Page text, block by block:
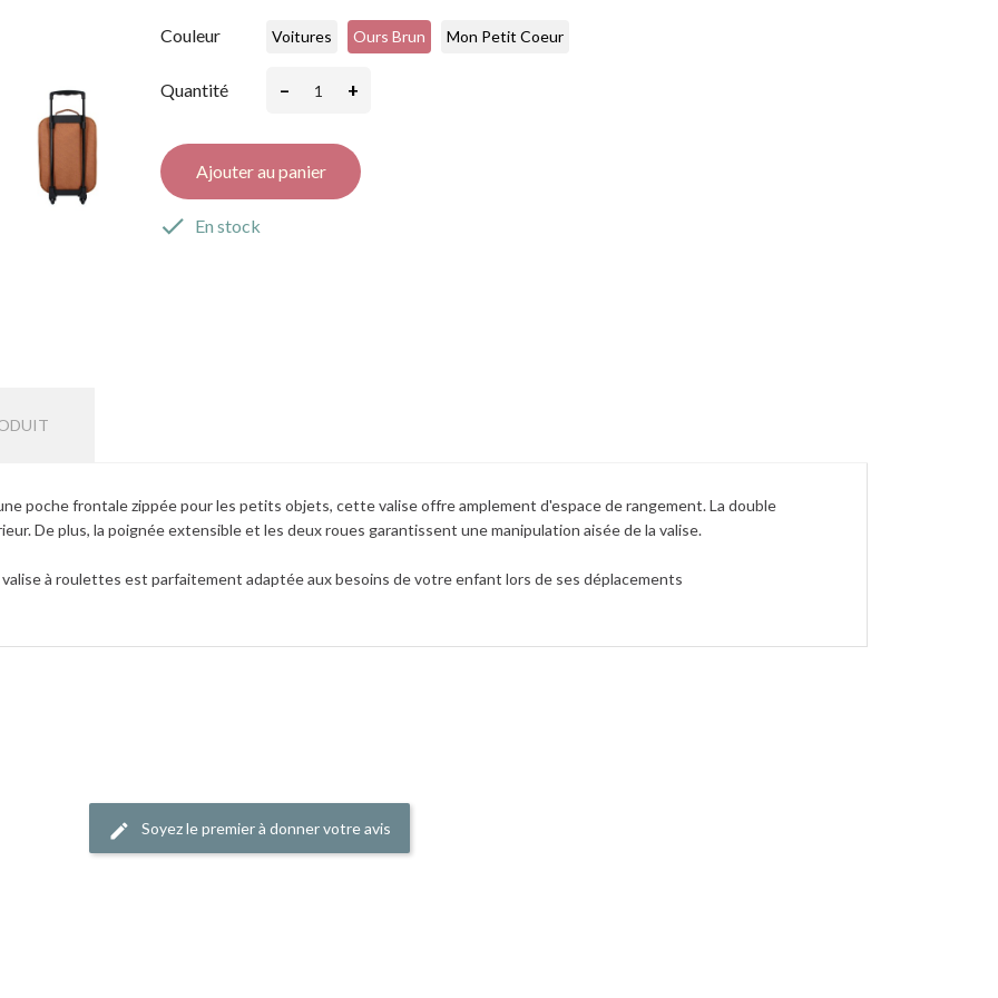
Couleur Voitures Ours Brun Mon Petit Coeur
Quantité – +
Ajouter au panier
 En stock
poche frontale zippée pour les petits objets, cette valise offre amplement d'espace de rangement. La double
De plus, la poignée extensible et les deux roues garantissent une manipulation aisée de la valise.
à roulettes est parfaitement adaptée aux besoins de votre enfant lors de ses déplacements
Soyez le premier à donner votre avis